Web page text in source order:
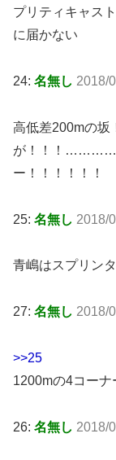
プリティキャス
に届かない
24: 名無し 2018/
高低差200mの
が！！！…………
ー！！！！！！
25: 名無し 2018/
青嶋はスプリン
27: 名無し 2018/
>>25
1200mの4コー
26: 名無し 2018/